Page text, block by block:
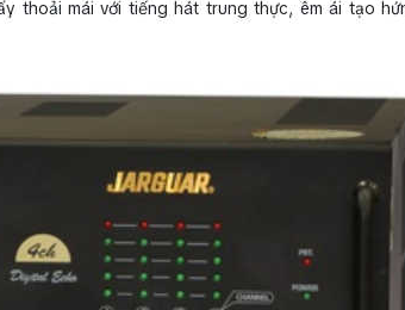
thoải mái với tiếng hát trung thực, êm ái tạo